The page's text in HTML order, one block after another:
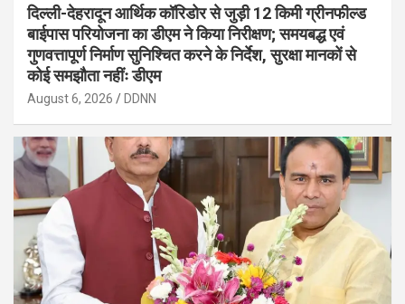
दिल्ली-देहरादून आर्थिक कॉरिडोर से जुड़ी 12 किमी ग्रीनफील्ड
बाईपास परियोजना का डीएम ने किया निरीक्षण; समयबद्ध एवं
गुणवत्तापूर्ण निर्माण सुनिश्चित करने के निर्देश, सुरक्षा मानकों से
कोई समझौता नहींः डीएम
August 6, 2026 DDNN